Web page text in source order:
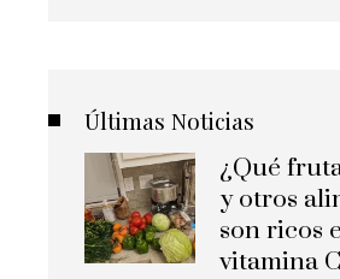
Últimas Noticias
¿Qué
y otros
son ricos
vitamina